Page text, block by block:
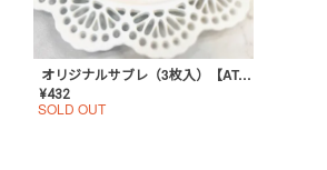
オリジナルサブレ（3枚入）【AT-SW-01】ギフトセット有/プチギフト/プレゼント/内祝い/結婚式/お菓子/スイーツ/記念日/お返し/手土産/おしゃれ
¥432
SOLD OUT